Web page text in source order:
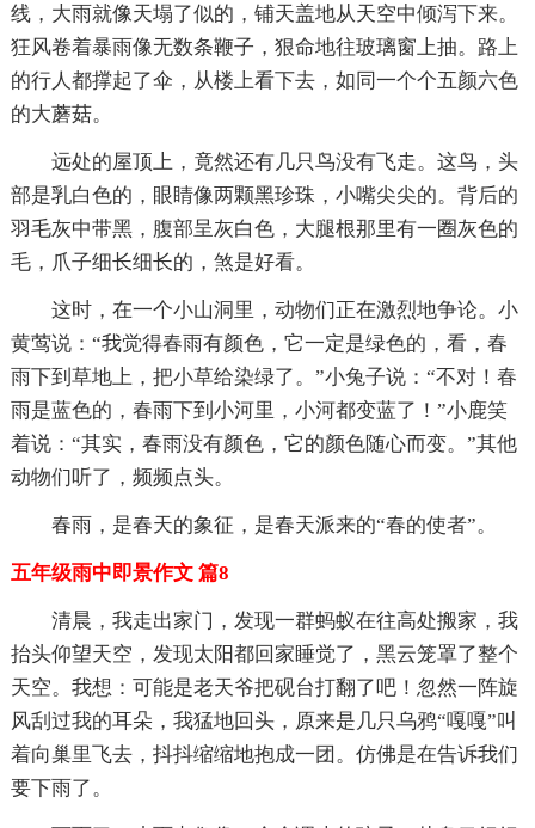
线，大雨就像天塌了似的，铺天盖地从天空中倾泻下来。
狂风卷着暴雨像无数条鞭子，狠命地往玻璃窗上抽。路上
的行人都撑起了伞，从楼上看下去，如同一个个五颜六色
的大蘑菇。
远处的屋顶上，竟然还有几只鸟没有飞走。这鸟，头
部是乳白色的，眼睛像两颗黑珍珠，小嘴尖尖的。背后的
羽毛灰中带黑，腹部呈灰白色，大腿根那里有一圈灰色的
毛，爪子细长细长的，煞是好看。
这时，在一个小山洞里，动物们正在激烈地争论。小
黄莺说：“我觉得春雨有颜色，它一定是绿色的，看，春
雨下到草地上，把小草给染绿了。”小兔子说：“不对！春
雨是蓝色的，春雨下到小河里，小河都变蓝了！”小鹿笑
着说：“其实，春雨没有颜色，它的颜色随心而变。”其他
动物们听了，频频点头。
春雨，是春天的象征，是春天派来的“春的使者”。
五年级雨中即景作文 篇8
清晨，我走出家门，发现一群蚂蚁在往高处搬家，我
抬头仰望天空，发现太阳都回家睡觉了，黑云笼罩了整个
天空。我想：可能是老天爷把砚台打翻了吧！忽然一阵旋
风刮过我的耳朵，我猛地回头，原来是几只乌鸦“嘎嘎”叫
着向巢里飞去，抖抖缩缩地抱成一团。仿佛是在告诉我们
要下雨了。